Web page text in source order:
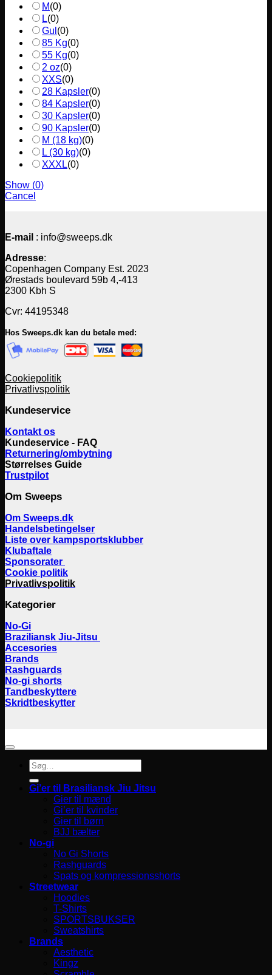
M(0)
L(0)
Gul (0)
85 Kg(0)
55 Kg(0)
2 oz(0)
XXS(0)
28 Kapsler(0)
84 Kapsler(0)
30 Kapsler(0)
90 Kapsler(0)
M (18 kg)(0)
L (30 kg)(0)
XXXL(0)
Show (0)
Cancel
E-mail : info@sweeps.dk
Adresse:
Copenhagen Company Est. 2023
Ørestads boulevard 59b 4,-413
2300 Kbh S
Cvr: 44195348
Hos Sweeps.dk kan du betale med:
Cookiepolitik
Privatlivspolitik
Kundeservice
Kontakt os
Kundeservice - FAQ
Returnering/ombytning
Størrelses Guide
Trustpilot
Om Sweeps
Om Sweeps.dk
Handelsbetingelser
Liste over kampsportsklubber
Klubaftale
Sponsorater
Cookie politik
Privatlivspolitik
Kategorier
No-Gi
Braziliansk Jiu-Jitsu
Accesories
Brands
Rashguards
No-gi shorts
Tandbeskyttere
Skridtbeskytter
Søg
efter:
Gi’er til Brasiliansk Jiu Jitsu
Gier til mænd
Gi’er til kvinder
Gier til børn
BJJ bælter
No-gi
No Gi Shorts
Rashguards
Spats og kompressionsshorts
Streetwear
Hoodies
T-Shirts
SPORTSBUKSER
Sweatshirts
Brands
Aesthetic
Kingz